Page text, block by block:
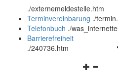
und
schließen
./externemeldestelle.htm
Terminvereinbarung ./
Telefonbuch ./
Barrierefreiheit
./240736.htm